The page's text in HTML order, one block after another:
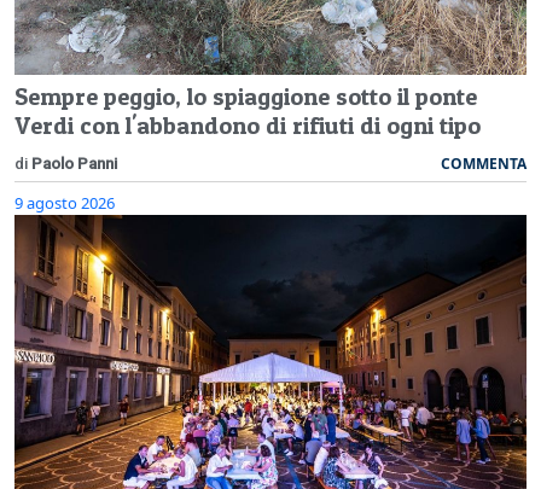
Sempre peggio, lo spiaggione sotto il ponte
Verdi con l'abbandono di rifiuti di ogni tipo
di Paolo Panni COMMENTA
9 agosto 2026